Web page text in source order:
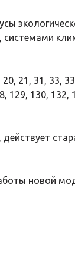
21, 31, 33,
129, 130, 132,
новой